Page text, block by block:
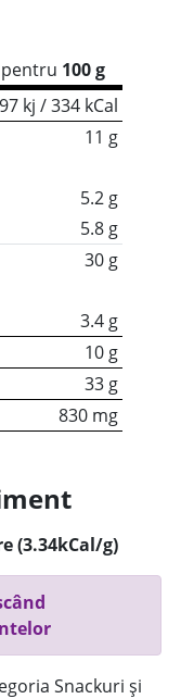
100 g
kj / 334 kCal
11 g
5.2 g
5.8 g
30 g
3.4 g
10 g
33 g
830 mg
(3.34kCal/g)
Snackuri și